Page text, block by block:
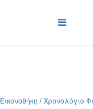
Εικονοθήκη / Χρονολόγιο